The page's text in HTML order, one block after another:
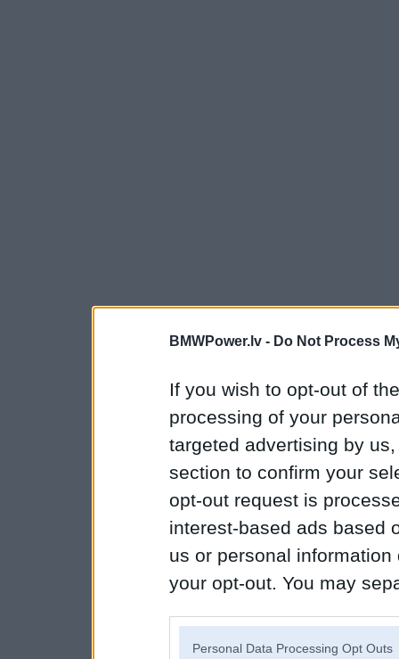
BMWPower.lv - Do Not Process
If you wish to opt-out of
processing of your
targeted advertising by
section to confirm your
opt-out request is
interest-based ads based
us or personal
your opt-out. You may
Personal Data Processing Opt Outs